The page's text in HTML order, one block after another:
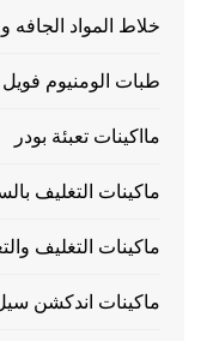
خلاط المواد الجافه
طبات الومنيوم فويل
مااكينات تعبئة بودر
ماكينات التغليف
ماكينات التغليف
ماكينات اندكشن